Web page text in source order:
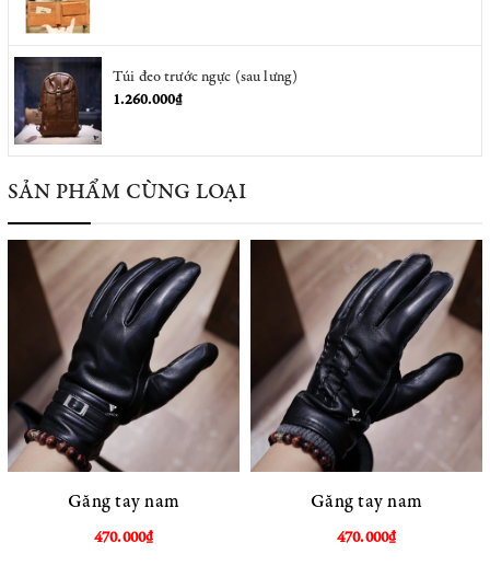
Túi đeo trước ngực (sau lưng)
1.260.000₫
SẢN PHẨM CÙNG LOẠI
Găng tay nam
470.000₫
Găng tay nam
470.000₫